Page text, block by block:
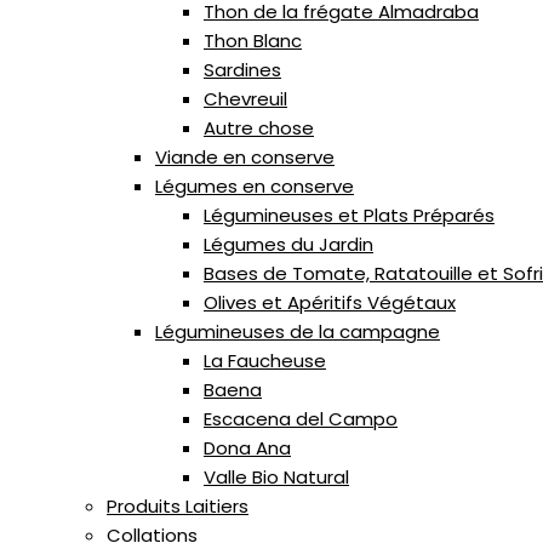
Thon de la frégate Almadraba
Thon Blanc
Sardines
Chevreuil
Autre chose
Viande en conserve
Légumes en conserve
Légumineuses et Plats Préparés
Légumes du Jardin
Bases de Tomate, Ratatouille et
Olives et Apéritifs Végétaux
Légumineuses de la campagne
La Faucheuse
Baena
Escacena del Campo
Dona Ana
Valle Bio Natural
Produits Laitiers
Collations